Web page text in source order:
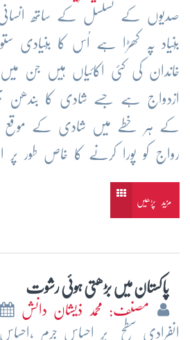
صدیوں کے تسلسل کے ساتھ
بُنیاد پہ کھڑا ہے اُس کا بُنیادی
خاندان کی کئی اکائیاں ہیں جن
ازدواج ہے جسے شادی کا بندھن
کے ہر خطے میں شادی کے موقع
رواج کو پورا کرنے کا خاص طور پر
مزید پڑھیں
پاکستان میں بڑھتی ہوئی رشوت
مصنف: محمد ذیشان دانش
انفرادی سطح پر احساس جرم